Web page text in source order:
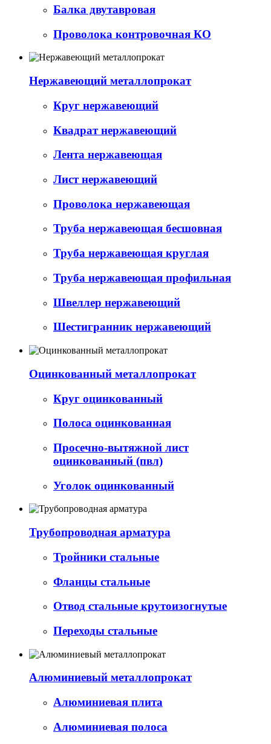
Балка двутавровая
Проволока контровочная КО
Нержавеющий металлопрокат
Круг нержавеющий
Квадрат нержавеющий
Лента нержавеющая
Лист нержавеющий
Проволока нержавеющая
Труба нержавеющая бесшовная
Труба нержавеющая круглая
Труба нержавеющая профильная
Швеллер нержавеющий
Шестигранник нержавеющий
Оцинкованный металлопрокат
Круг оцинкованный
Полоса оцинкованная
Просечно-вытяжной лист
оцинкованный (пвл)
Уголок оцинкованный
Трубопроводная арматура
Тройники стальные
Фланцы стальные
Отвод стальные крутоизогнутые
Переходы стальные
Алюминиевый металлопрокат
Алюминиевая плита
Алюминиевая полоса